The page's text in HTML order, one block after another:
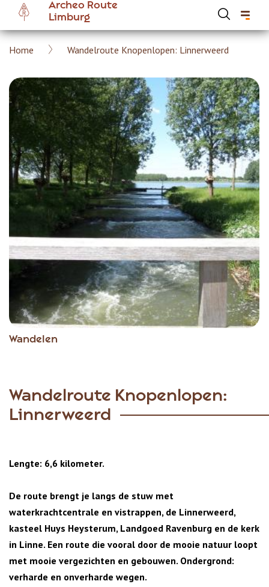
Overslaan
naar
gaan
Archeo Route
Limburg
Kruimelpad
Home Wandelroute Knopenlopen: Linnerweerd
Wandelen
Wandelroute Knopenlopen:
Linnerweerd
Lengte: 6,6 kilometer.
De route brengt je langs de stuw met
waterkrachtcentrale en vistrappen, de Linnerweerd,
kasteel Huys Heysterum, Landgoed Ravenburg en de kerk
in Linne. Een route die vooral door de mooie natuur loopt
met mooie vergezichten en gebouwen. Ondergrond:
verharde en onverharde wegen.